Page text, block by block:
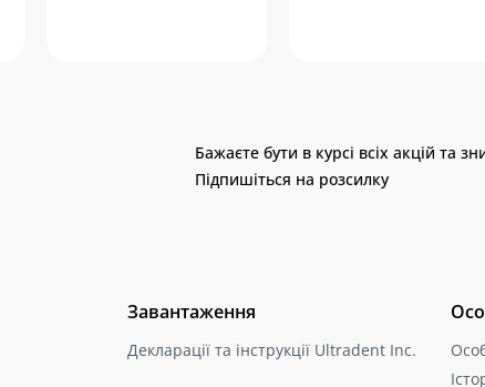
Бажаєте бути в курсі всіх акцій та
Підпишіться на розсилку
Завантаження
Декларації та інструкції Ultradent Inc.